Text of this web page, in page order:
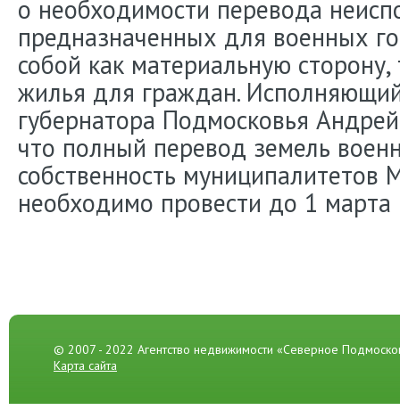
о необходимости перевода
предназначенных для военных
собой как материальную
жилья для граждан.
губернатора Подмосковья
что полный перевод земель
собственность муниципалитетов
необходимо провести до 1 марта
© 2007 - 2022 Агентство недвижимости «Северное
Карта сайта